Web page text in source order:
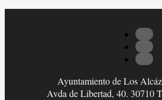
Ayuntamiento de Los
Avda de Libertad, 40. 30710